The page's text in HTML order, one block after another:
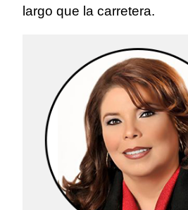
largo que la carretera.